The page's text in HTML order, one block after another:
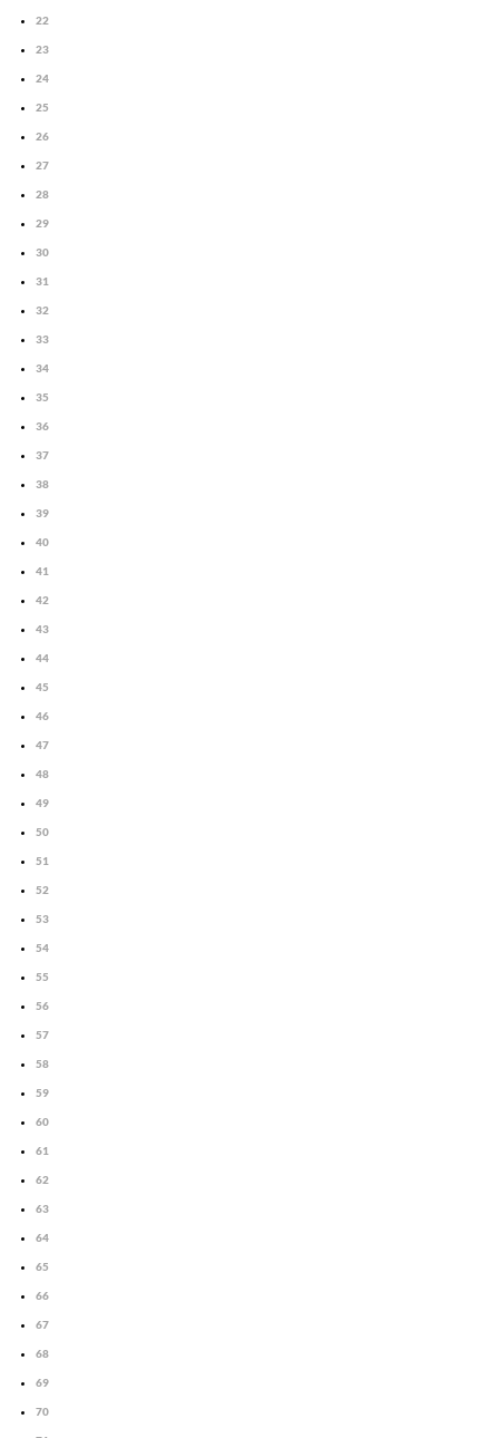
22
23
24
25
26
27
28
29
30
31
32
33
34
35
36
37
38
39
40
41
42
43
44
45
46
47
48
49
50
51
52
53
54
55
56
57
58
59
60
61
62
63
64
65
66
67
68
69
70